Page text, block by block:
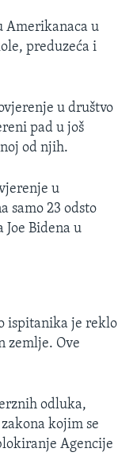
Amerikanaca u
preduzeća i
u društvo
pad u još
od njih.
u
samo 23 odsto
Bidena u
ispitanika je reklo
zemlje. Ove
odluka,
kojim se
Agencije